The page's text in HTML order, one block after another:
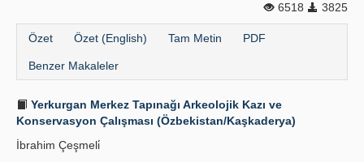
6518
3825
Özet Özet (English) Tam Metin PDF
Benzer Makaleler
Yerkurgan Merkez Tapınağı Arkeolojik Kazı ve
Konservasyon Çalışması (Özbekistan/Kaşkaderya)
İbrahim Çeşmeli̇